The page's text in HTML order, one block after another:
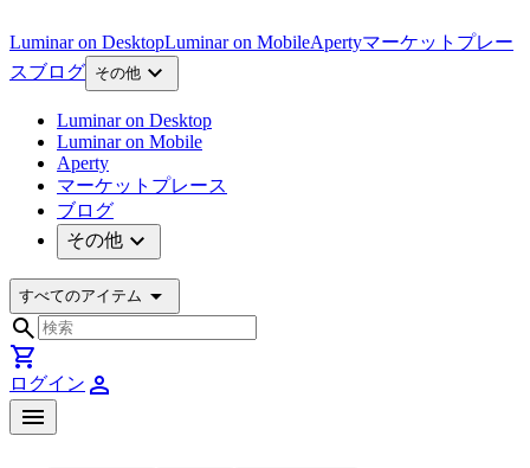
Luminar on DesktopLuminar on MobileApertyマーケットプレー
スブログ その他 expand_more
Luminar on Desktop
Luminar on Mobile
Aperty
マーケットプレース
ブログ
その他 expand_more
すべてのアイテム arrow_drop_down
search
shopping_cart
ログイン person
menu